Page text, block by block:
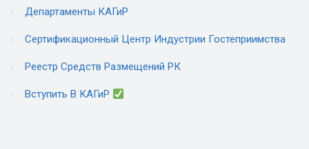
Департаменты КАГиР
Сертификационный Центр Индустрии Гостеприимства
Реестр Средств Размещений РК
Вступить В КАГиР